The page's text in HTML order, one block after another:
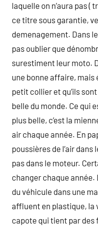
laquelle on n’aura pas (
ce titre sous garantie,
demenagement. Dans
pas oublier que
surestiment leur moto.
une bonne affaire, mais
petit collier et qu’ils
belle du monde. Ce qui
plus belle, c’est la
air chaque année. En
poussières de l’air dans
pas dans le moteur.
changer chaque
du véhicule dans une
affluent en plastique, la
capote qui tient par des